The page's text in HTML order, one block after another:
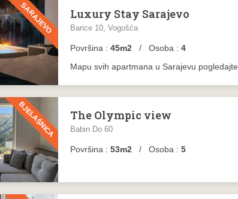
SARAJEVO Luxury Stay Sarajevo
Barice 10, Vogošća
Površina : 45m2 / Osoba : 4
Mapu svih apartmana u Sarajevu pogledajte
BJELAŠNICA The Olympic view
Babin Do 60
Površina : 53m2/ Osoba : 5